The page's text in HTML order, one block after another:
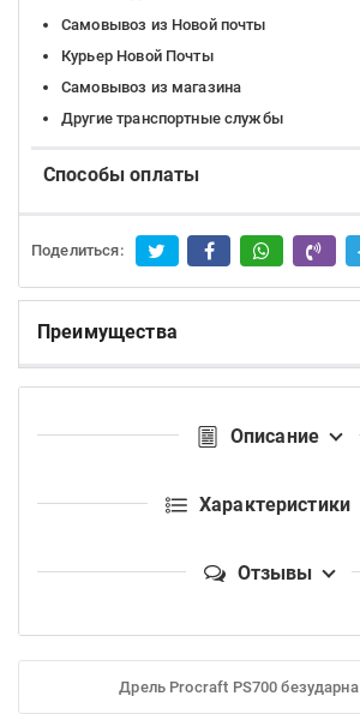
Самовывоз из Новой почты
Курьер Новой Почты
Самовывоз из магазина
Другие транспортные службы
Способы оплаты
Поделиться:
Преимущества
Описание
Характеристики
Отзывы
Дрель Procraft PS700 безударна